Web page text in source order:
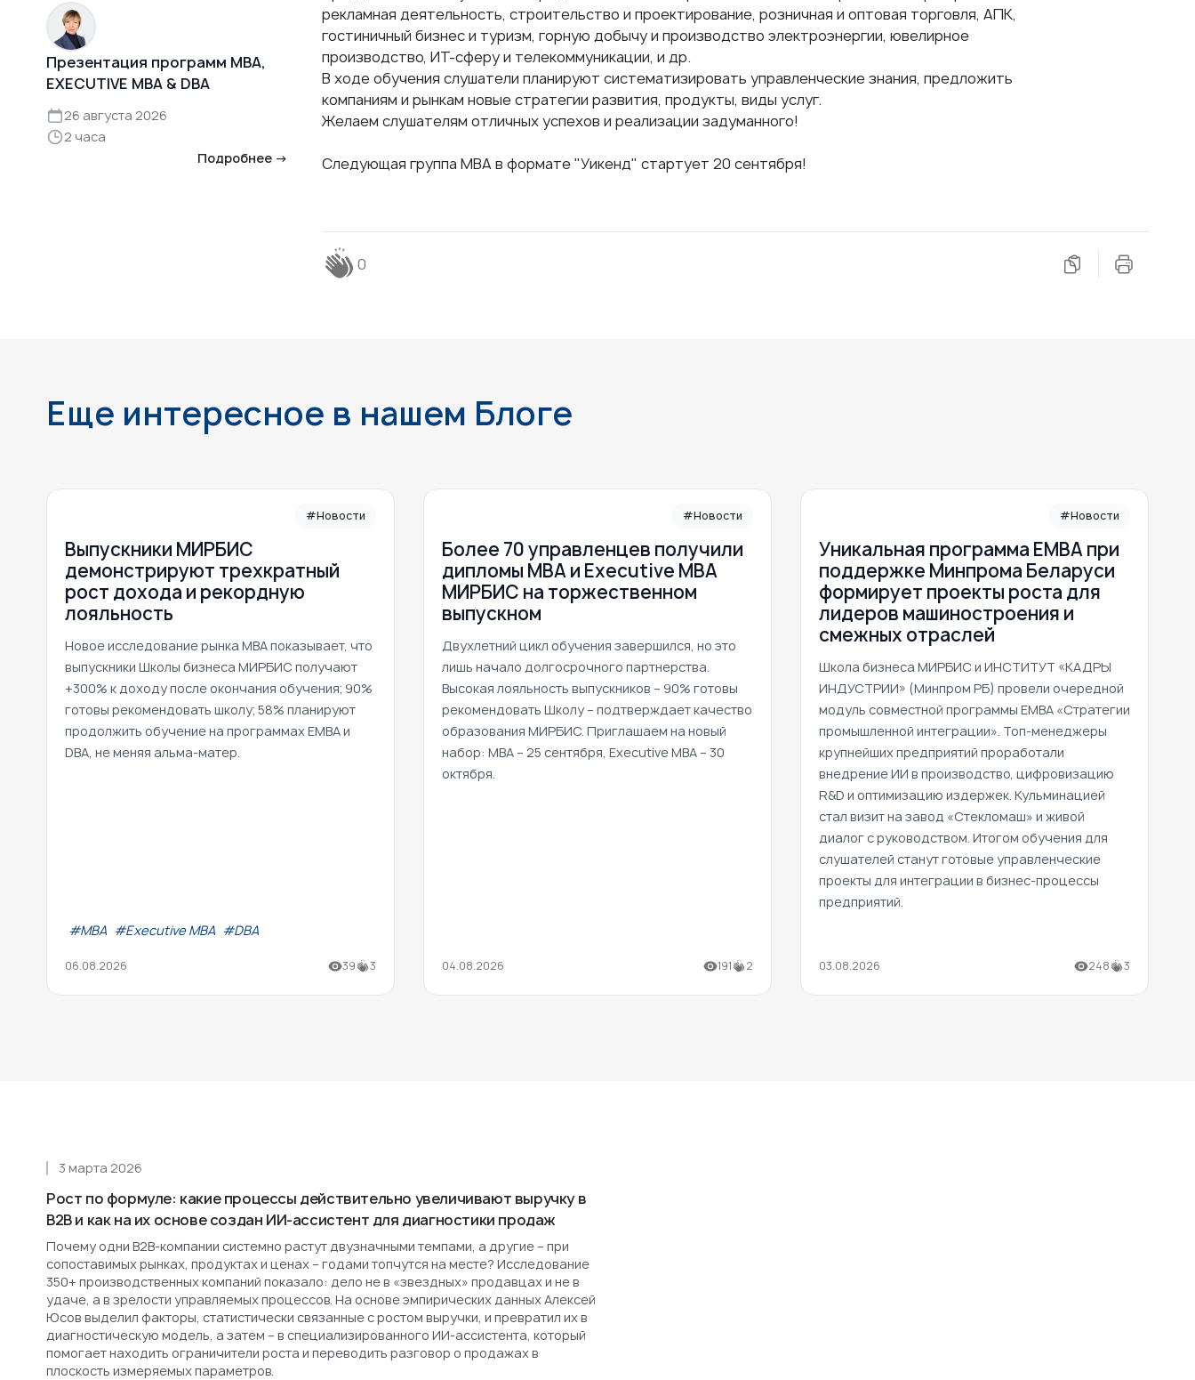
рекламная деятельность, строительство и проектирование, розничная и оптовая торговля, АПК,
гостиничный бизнес и туризм, горную добычу и производство электроэнергии, ювелирное
производство, ИТ-сферу и телекоммуникации, и др.
В ходе обучения слушатели планируют систематизировать управленческие знания, предложить
компаниям и рынкам новые стратегии развития, продукты, виды услуг.
Желаем слушателям отличных успехов и реализации задуманного!
Следующая группа МВА в формате "Уикенд" стартует 20 сентября!
Презентация программ MBA,
EXECUTIVE MBA & DBA
26 августа 2026
2 часа
Подробнее →
0
Еще интересное в нашем Блоге
#Новости
Выпускники МИРБИС
демонстрируют трехкратный
рост дохода и рекордную
лояльность
Новое исследование рынка MBA показывает, что
выпускники Школы бизнеса МИРБИС получают
+300% к доходу после окончания обучения; 90%
готовы рекомендовать школу; 58% планируют
продолжить обучение на программах EMBA и
DBA, не меняя альма-матер.
#МВА #Executive MBA #DBA
06.08.2026 39 3
#Новости
Более 70 управленцев получили
дипломы MBA и Executive MBA
МИРБИС на торжественном
выпускном
Двухлетний цикл обучения завершился, но это
лишь начало долгосрочного партнерства.
Высокая лояльность выпускников – 90% готовы
рекомендовать Школу – подтверждает качество
образования МИРБИС. Приглашаем на новый
набор: MBA – 25 сентября, Executive MBA – 30
октября.
04.08.2026 191 2
#Новости
Уникальная программа ЕМВА при
поддержке Минпрома Беларуси
формирует проекты роста для
лидеров машиностроения и
смежных отраслей
Школа бизнеса МИРБИС и ИНСТИТУТ «КАДРЫ
ИНДУСТРИИ» (Минпром РБ) провели очередной
модуль совместной программы EMBA «Стратегии
промышленной интеграции». Топ-менеджеры
крупнейших предприятий проработали
внедрение ИИ в производство, цифровизацию
R&D и оптимизацию издержек. Кульминацией
стал визит на завод «Стекломаш» и живой
диалог с руководством. Итогом обучения для
слушателей станут готовые управленческие
проекты для интеграции в бизнес-процессы
предприятий.
03.08.2026 248 3
Рост по формуле: какие процессы действительно увеличивают выручку в
B2B и как на их основе создан ИИ-ассистент для диагностики продаж
3 марта 2026
Почему одни B2B-компании системно растут двузначными темпами, а другие – при
сопоставимых рынках, продуктах и ценах – годами топчутся на месте? Исследование
350+ производственных компаний показало: дело не в «звездных» продавцах и не в
удаче, а в зрелости управляемых процессов. На основе эмпирических данных Алексей
Юсов выделил факторы, статистически связанные с ростом выручки, и превратил их в
диагностическую модель, а затем – в специализированного ИИ-ассистента, который
помогает находить ограничители роста и переводить разговор о продажах в
плоскость измеряемых параметров.